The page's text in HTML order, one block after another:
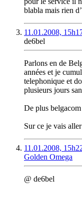
blabla mais rien
11.01.2008,
de6bel
Parlons en de
années et je
telephonique et
plusieurs jours
De plus belgacom
Sur ce je vais
11.01.2008,
Golden Omega
@ de6bel